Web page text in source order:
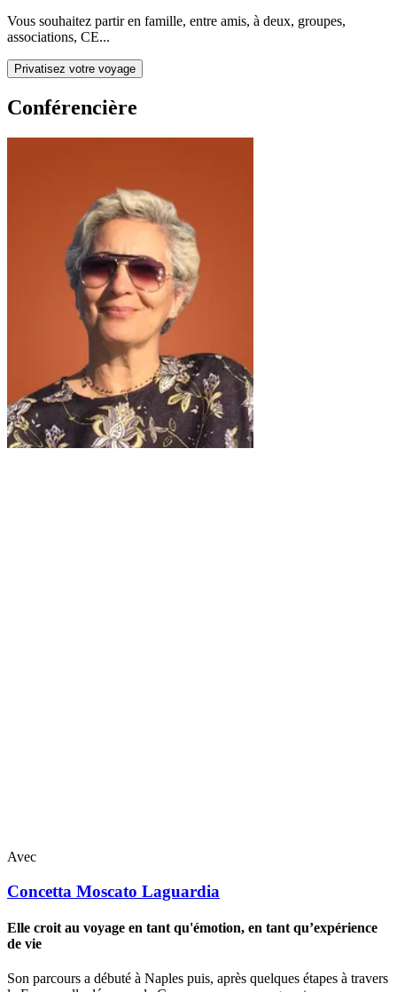
Vous souhaitez partir en famille, entre amis, à deux, groupes,
associations, CE...
Privatisez votre voyage
Conférencière
Avec
Concetta Moscato Laguardia
Elle croit au voyage en tant qu'émotion, en tant qu’expérience
de vie
Son parcours a débuté à Naples puis, après quelques étapes à travers